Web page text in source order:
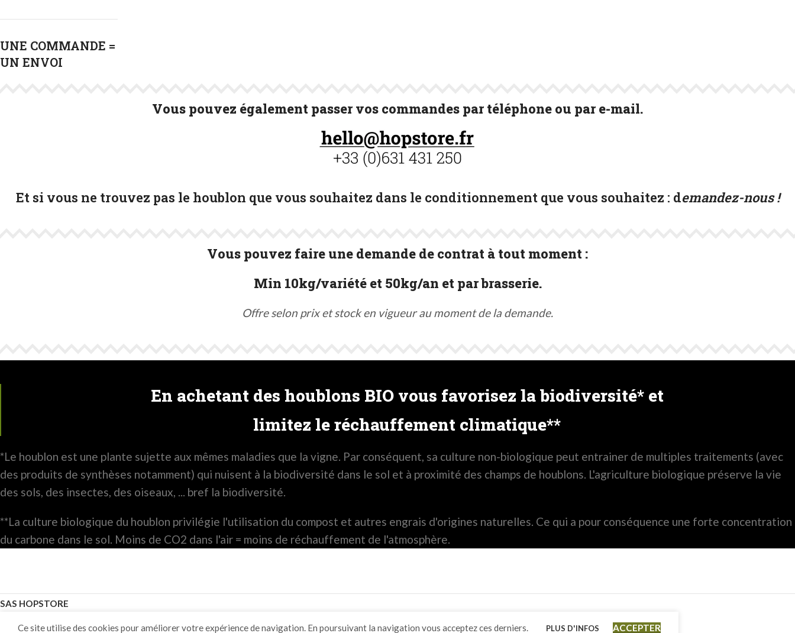
UNE COMMANDE =
UN ENVOI
Vous pouvez également passer vos commandes par téléphone ou par e-mail.
Et si vous ne trouvez pas le houblon que vous souhaitez dans le conditionnement que vous souhaitez : demandez-nous !
Vous pouvez faire une demande de contrat à tout moment :
Min 10kg/variété et 50kg/an et par brasserie.
Offre selon prix et stock en vigueur au moment de la demande.
En achetant des houblons BIO vous favorisez la biodiversité* et
limitez le réchauffement climatique**
*Le houblon est une plante sujette aux mêmes maladies que la vigne. Par conséquent, sa culture non-biologique peut entrainer de multiples traitements (avec
des produits de synthèses notamment) qui nuisent à la biodiversité dans le sol et à proximité des champs de houblons. L'agriculture biologique préserve la vie
des sols, des insectes, des oiseaux, ... bref la biodiversité.
**La culture biologique du houblon privilégie l'utilisation du compost et autres engrais d'origines naturelles. Ce qui a pour conséquence une forte concentration
du carbone dans le sol. Moins de CO2 dans l'air = moins de réchauffement de l'atmosphère.
SAS HOPSTORE
Ce site utilise des cookies pour améliorer votre expérience de navigation. En poursuivant la navigation vous acceptez ces derniers. PLUS D'INFOS ACCEPTER